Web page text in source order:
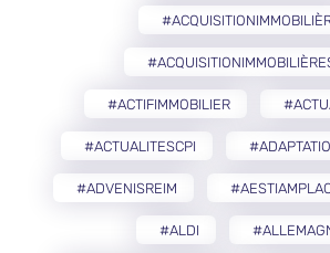
#ACTIFIMMOBILIER
#ACTUALITESCPI
#ADVENISREIM
#ALDI